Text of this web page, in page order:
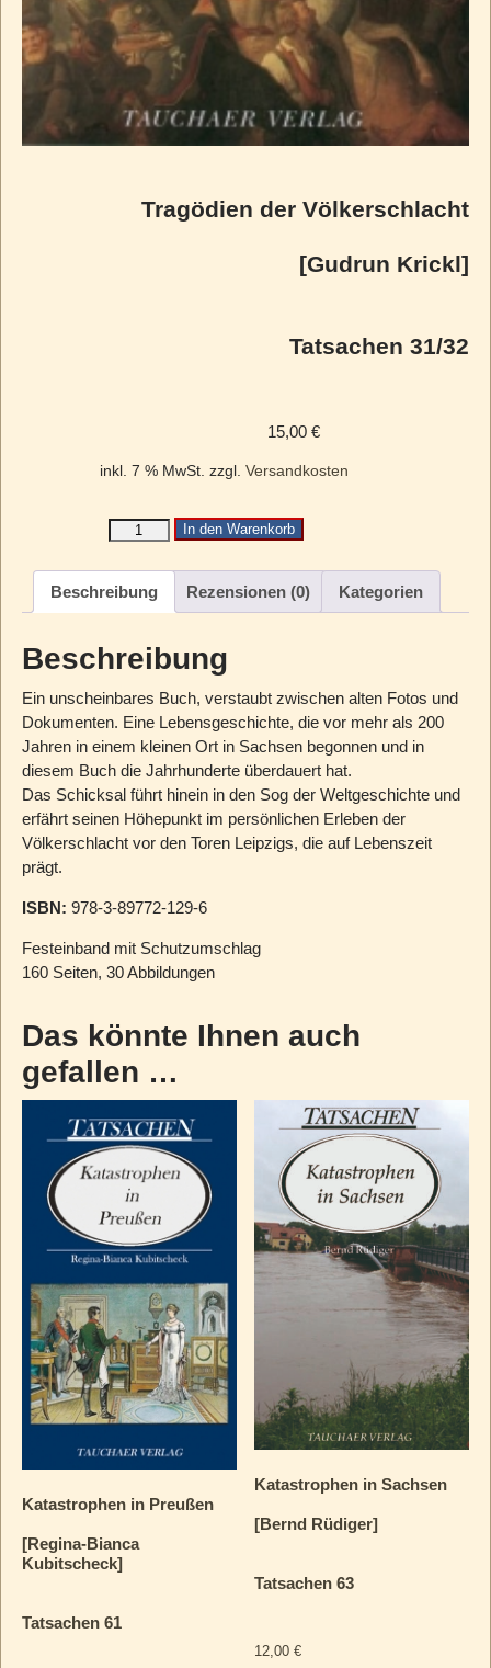
Tragödien der Völkerschlacht
[Gudrun Krickl]
Tatsachen 31/32
15,00 €
inkl. 7 % MwSt. zzgl. Versandkosten
In den Warenkorb
Beschreibung Rezensionen (0) Kategorien
Beschreibung
Ein unscheinbares Buch, verstaubt zwischen alten Fotos und
Dokumenten. Eine Lebensgeschichte, die vor mehr als 200
Jahren in einem kleinen Ort in Sachsen begonnen und in
diesem Buch die Jahrhunderte überdauert hat.
Das Schicksal führt hinein in den Sog der Weltgeschichte und
erfährt seinen Höhepunkt im persönlichen Erleben der
Völkerschlacht vor den Toren Leipzigs, die auf Lebenszeit
prägt.
ISBN: 978-3-89772-129-6
Festeinband mit Schutzumschlag
160 Seiten, 30 Abbildungen
Das könnte Ihnen auch
gefallen …
Katastrophen in Preußen
[Regina-Bianca
Kubitscheck]
Tatsachen 61
Katastrophen in Sachsen
[Bernd Rüdiger]
Tatsachen 63
12,00€